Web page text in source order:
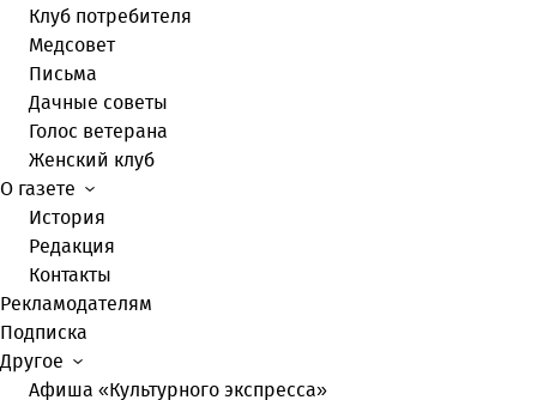
Клуб потребителя
Медсовет
Письма
Дачные советы
Голос ветерана
Женский клуб
О газете
История
Редакция
Контакты
Рекламодателям
Подписка
Другое
Афиша «Культурного экспресса»